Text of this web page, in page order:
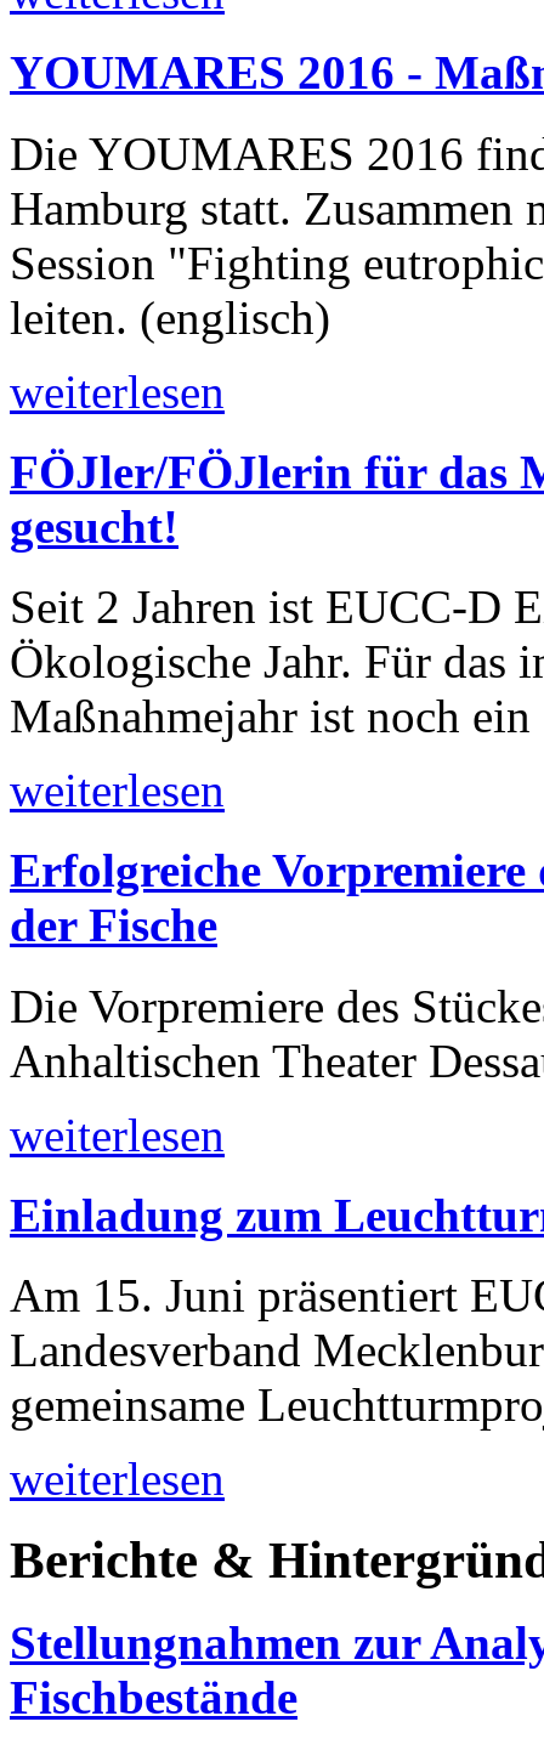
YOUMARES 2016 -
Die YOUMARES 2016
Hamburg statt.
Session "Fighting
leiten. (englisch)
weiterlesen
FÖJler/FÖJlerin für das
gesucht!
Seit 2 Jahren ist EUCC-D
Ökologische Jahr. Für das
Maßnahmejahr ist noch ein
weiterlesen
Erfolgreiche Vorpremiere
der Fische
Die Vorpremiere des
Anhaltischen Theater
weiterlesen
Einladung zum
Am 15. Juni präsentiert
Landesverband
gemeinsame
weiterlesen
Berichte &
Stellungnahmen zur
Fischbestände